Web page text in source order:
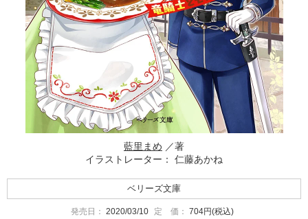
藍里まめ ／著
イラストレーター： 仁藤あかね
ベリーズ文庫
発売日： 2020/03/10 定 価： 704円(税込)